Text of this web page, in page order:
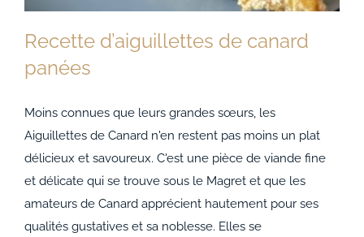
Recette d’aiguillettes de canard panées
Recette d’aiguillettes de canard
panées
Moins connues que leurs grandes sœurs, les
Aiguillettes de Canard n'en restent pas moins un plat
délicieux et savoureux. C'est une pièce de viande fine
et délicate qui se trouve sous le Magret et que les
amateurs de Canard apprécient hautement pour ses
qualités gustatives et sa noblesse. Elles se